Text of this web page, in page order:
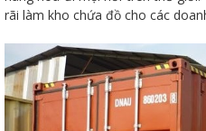
rãi làm kho chứa đồ cho các